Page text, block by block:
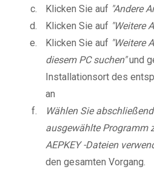
Klicken Sie auf "Andere
Klicken Sie auf "Weitere
Klicken Sie auf "Weitere
diesem PC suchen"und
Installationsort des
an
Wählen Sie
ausgewählte Programm
AEPKEY -Dateien
den gesamten Vorgang.